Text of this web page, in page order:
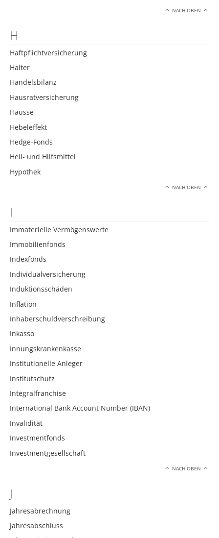
NACH OBEN
H
Haftpflichtversicherung
Halter
Handelsbilanz
Hausratversicherung
Hausse
Hebeleffekt
Hedge-Fonds
Heil- und Hilfsmittel
Hypothek
NACH OBEN
I
Immaterielle Vermögenswerte
Immobilienfonds
Indexfonds
Individualversicherung
Induktionsschäden
Inflation
Inhaberschuldverschreibung
Inkasso
Innungskrankenkasse
Institutionelle Anleger
Institutschutz
Integralfranchise
International Bank Account Number (IBAN)
Invalidität
Investmentfonds
Investmentgesellschaft
NACH OBEN
J
Jahresabrechnung
Jahresabschluss